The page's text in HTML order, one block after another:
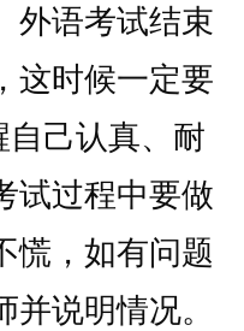
外语考试结束
这时候一定要
自己认真、耐
试过程中要做
慌，如有问题
说明情况。